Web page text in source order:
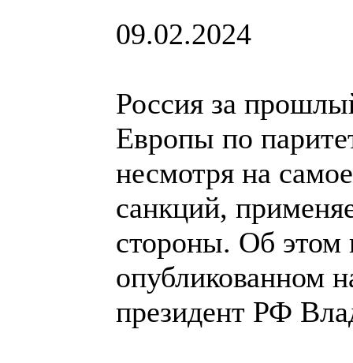
09.02.2024
Россия за
Европы по
несмотря на
санкций,
стороны. Об этом
опубликованном
президент РФ